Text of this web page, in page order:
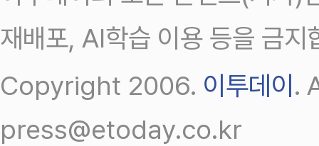
재배포, AI학습 이용 등을 금지
Copyright 2006. 이투데이.
press@etoday.co.kr